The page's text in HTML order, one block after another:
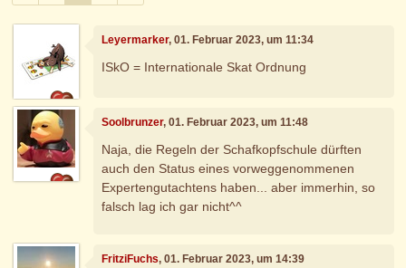
Leyermarker, 01. Februar 2023, um 11:34
ISkO = Internationale Skat Ordnung
Soolbrunzer, 01. Februar 2023, um 11:48
Naja, die Regeln der Schafkopfschule dürften
auch den Status eines vorweggenommenen
Expertengutachtens haben... aber immerhin, so
falsch lag ich gar nicht^^
FritziFuchs, 01. Februar 2023, um 14:39